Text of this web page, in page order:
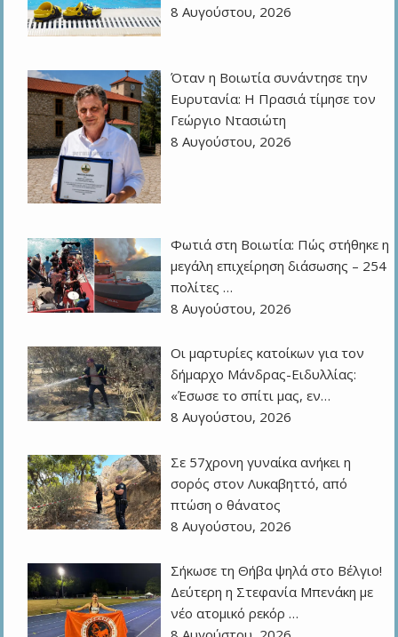
8 Αυγούστου, 2026
Όταν η Βοιωτία συνάντησε την
Ευρυτανία: Η Πρασιά τίμησε τον
Γεώργιο Ντασιώτη
8 Αυγούστου, 2026
Φωτιά στη Βοιωτία: Πώς στήθηκε η
μεγάλη επιχείρηση διάσωσης – 254
πολίτες …
8 Αυγούστου, 2026
Οι μαρτυρίες κατοίκων για τον
δήμαρχο Μάνδρας-Ειδυλλίας:
«Έσωσε το σπίτι μας, εν…
8 Αυγούστου, 2026
Σε 57χρονη γυναίκα ανήκει η
σορός στον Λυκαβηττό, από
πτώση ο θάνατος
8 Αυγούστου, 2026
Σήκωσε τη Θήβα ψηλά στο Βέλγιο!
Δεύτερη η Στεφανία Μπενάκη με
νέο ατομικό ρεκόρ …